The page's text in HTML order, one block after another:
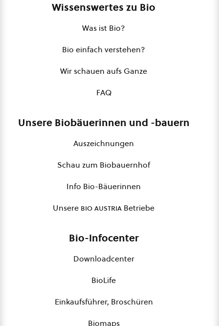
Wissenswertes zu Bio
Was ist Bio?
Bio einfach verstehen?
Wir schauen aufs Ganze
FAQ
Unsere Biobäuerinnen und -bauern
Auszeichnungen
Schau zum Biobauernhof
Info Bio-Bäuerinnen
Unsere bio austria Betriebe
Bio-Infocenter
Downloadcenter
BioLife
Einkaufsführer, Broschüren
Biomaps